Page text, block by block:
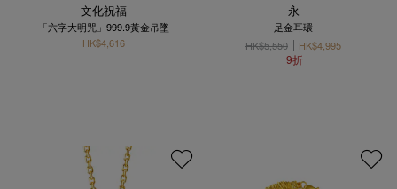
文化祝福
「六字大明咒」999.9黃金吊墜
HK$4,616
永
足金耳環
HK$5,550
HK$4,995
9折